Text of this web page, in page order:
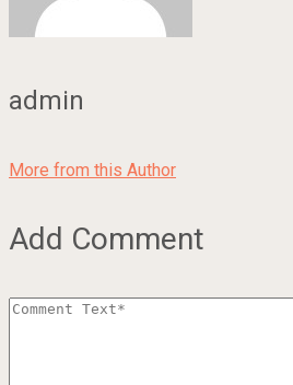
admin
More from this Author
Add Comment